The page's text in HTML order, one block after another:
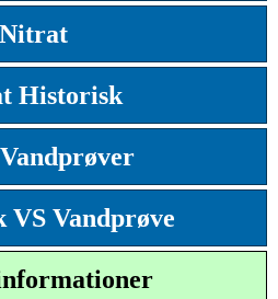
Nitrat
Historisk
Vandprøve